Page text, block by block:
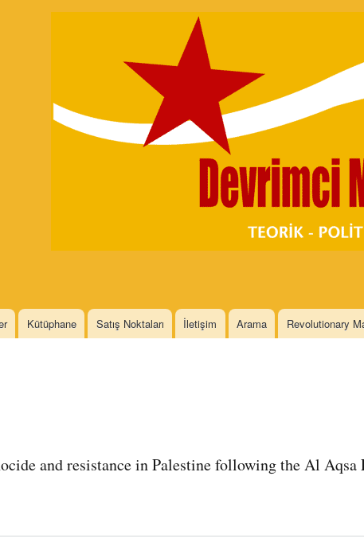
Skip to
Kütüphane Satış Noktaları İletişim Arama Revolutionary
and resistance in Palestine following the Al Aqsa